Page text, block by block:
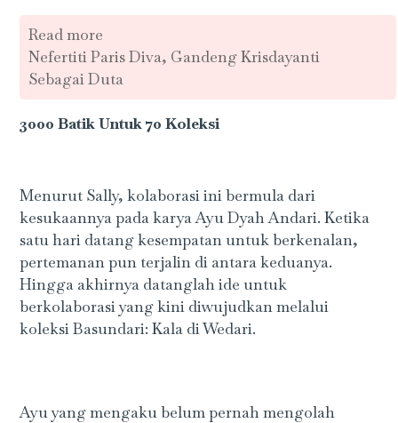
Read more
Nefertiti Paris Diva, Gandeng Krisdayanti
Sebagai Duta
3000 Batik Untuk 70 Koleksi
Menurut Sally, kolaborasi ini bermula dari
kesukaannya pada karya Ayu Dyah Andari. Ketika
satu hari datang kesempatan untuk berkenalan,
pertemanan pun terjalin di antara keduanya.
Hingga akhirnya datanglah ide untuk
berkolaborasi yang kini diwujudkan melalui
koleksi Basundari: Kala di Wedari.
Ayu yang mengaku belum pernah mengolah